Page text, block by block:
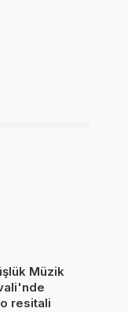
Müzik
resitali